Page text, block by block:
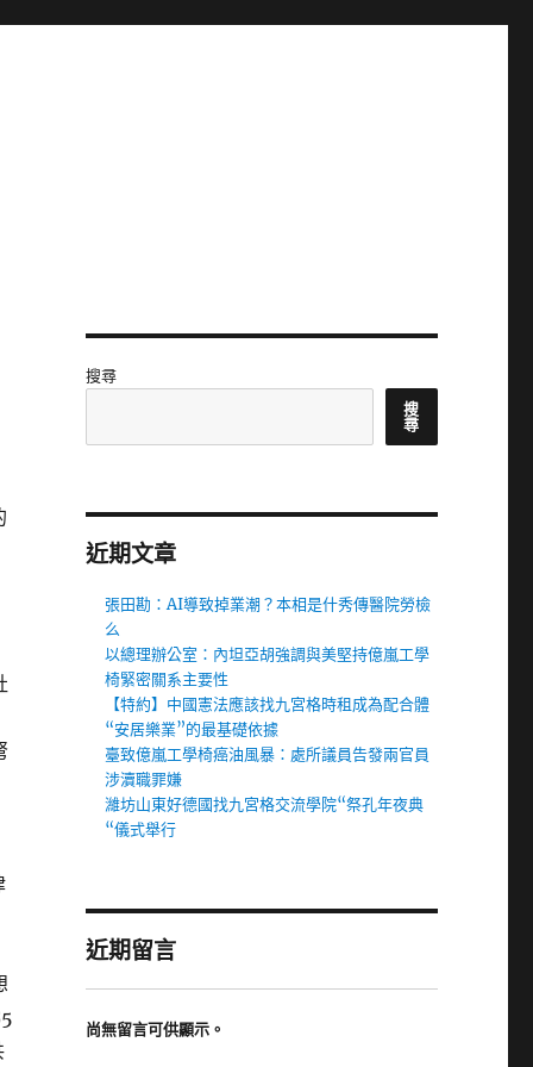
搜尋
搜
尋
近期文章
張田勘：AI導致掉業潮？本相是什秀傳醫院勞檢
么
以總理辦公室：內坦亞胡強調與美堅持億嵐工學
椅緊密關系主要性
【特約】中國憲法應該找九宮格時租成為配合體
“安居樂業”的最基礎依據
臺致億嵐工學椅癌油風暴：處所議員告發兩官員
涉瀆職罪嫌
濰坊山東好德國找九宮格交流學院“祭孔年夜典
“儀式舉行
近期留言
尚無留言可供顯示。